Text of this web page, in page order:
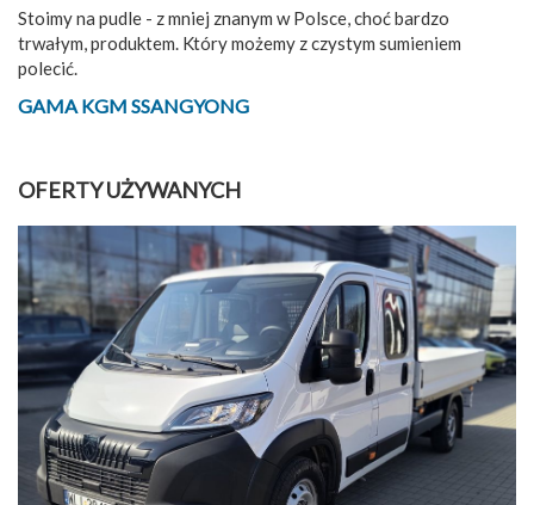
Stoimy na pudle - z mniej znanym w Polsce, choć bardzo
trwałym, produktem. Który możemy z czystym sumieniem
polecić.
GAMA KGM SSANGYONG
OFERTY UŻYWANYCH